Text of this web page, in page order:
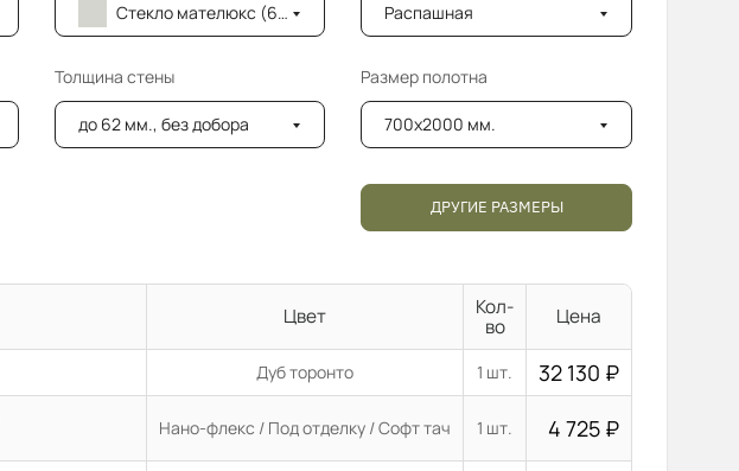
Стекло мателюкс (6мм) с фацетом Распашная
Толщина стены
до 62 мм., без добора
Размер полотна
700x2000 мм.
ДРУГИЕ РАЗМЕРЫ
Цвет
Кол-
во
Цена
Дуб торонто 1 шт. 32 130 ₽
Нано-флекс / Под отделку / Софт тач 1 шт. 4 725 ₽